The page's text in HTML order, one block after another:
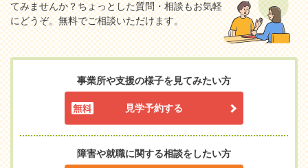
てみませんか？ちょっとした質問・相談もお気軽
にどうぞ。無料でご相談いただけます。
事業所や支援の様子を見てみたい方
見学予約する
障害や就職に関する相談をしたい方